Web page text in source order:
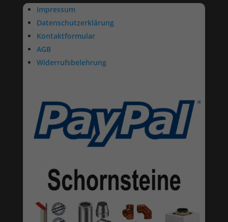
Impressum
Datenschutzerklärung
Kontaktformular
AGB
Widerrufsbelehrung